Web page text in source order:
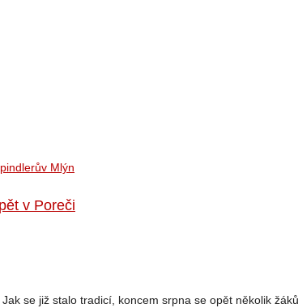
Mlýn
v Poreči
Jak se již stalo tradicí, koncem srpna se opět několik